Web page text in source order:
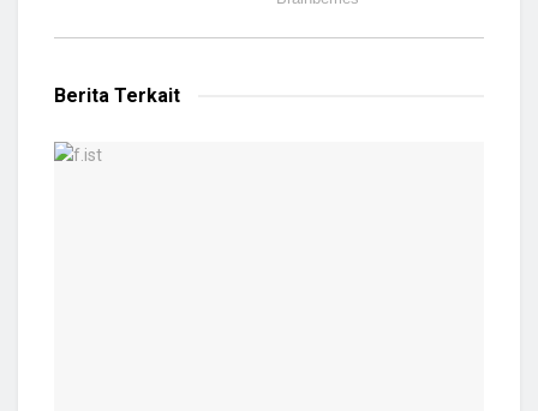
Berita Terkait